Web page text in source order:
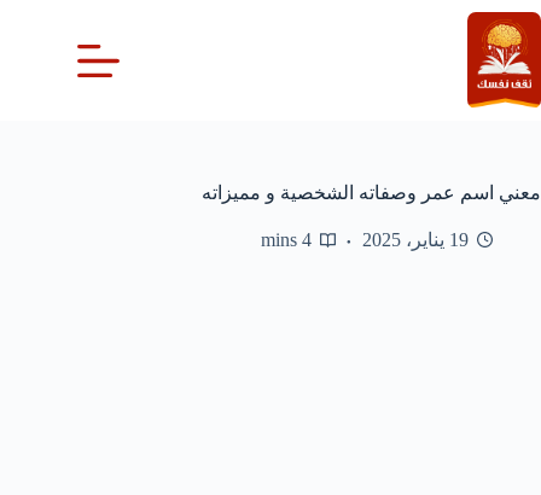
التجاوز
إلى
المحتوى
معني اسم عمر وصفاته الشخصية و مميزاته
19 يناير، 2025 4 mins